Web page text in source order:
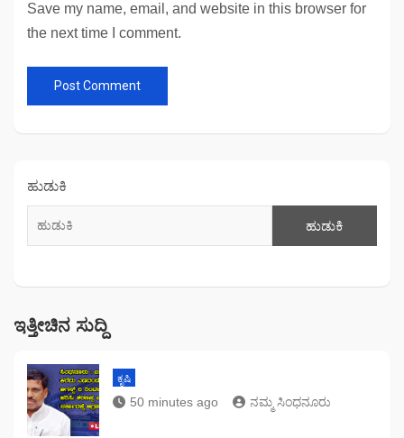
Save my name, email, and website in this browser for
the next time I comment.
ಹುಡುಕಿ
ಹುಡುಕಿ
ಇತ್ತೀಚಿನ ಸುದ್ದಿ
ಕೃಷಿ
50 minutes ago ನಮ್ಮ ಸಿಂಧನೂರು